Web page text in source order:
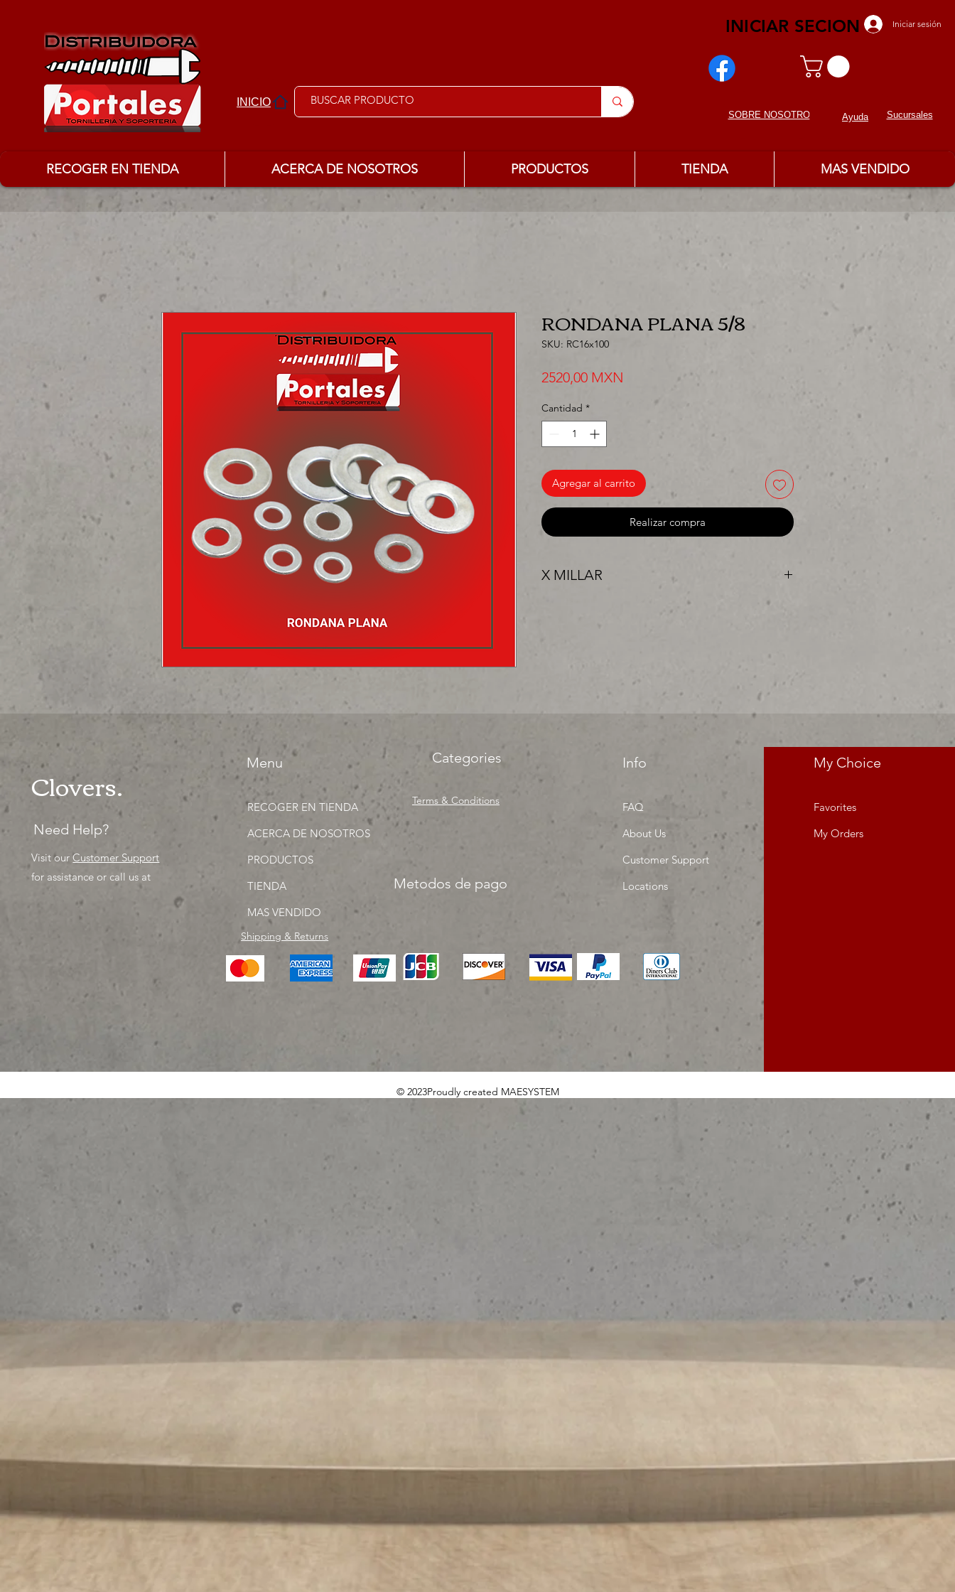
INICIO
Iniciar sesión
INICIAR SECION
SOBRE NOSOTROS Ayuda Sucursales
RECOGER EN TIENDA ACERCA DE NOSOTROS PRODUCTOS TIENDA MAS VENDIDO
RONDANA PLANA 5/8
SKU: RC16x100
2520,00 MXN
Cantidad *
Agregar al carrito
Realizar compra
X MILLAR
"PRECIO ESPECIAL ya sea para comprar o para
Clovers.
Need Help?
Visit ourCustomer Support
for assistance or call us at
Menu
RECOGER EN TIENDA
ACERCA DE NOSOTROS
PRODUCTOS
TIENDA
MAS VENDIDO
Shipping & Returns
Categories
Terms & Conditions
Info
FAQ
About Us
Customer Support
Locations
My Choice
Favorites
My Orders
Metodos de pago
© 2023Proudly created MAESYSTEM